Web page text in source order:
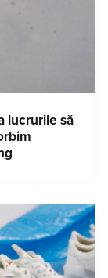
lucrurile să